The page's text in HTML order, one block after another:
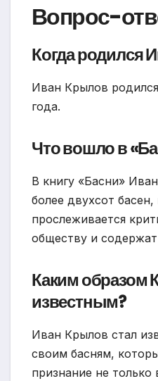
Вопрос-
Когда родился
Иван Крылов
года.
Что вошло в
В книгу «Басни»
более двухсот
прослеживается
обществу и
Каким образом
известным?
Иван Крылов стал
своим басням,
признание не только